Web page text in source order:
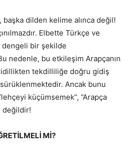
başka dilden kelime alınca değil!
Elbette Türkçe ve
dengeli bir şekilde
nedenle, bu etkileşim Arapçanın
tekdilliliğe doğru gidiş
Ancak bunu
küçümsemek’’, ‘’Arapça
değildir!
Mİ?